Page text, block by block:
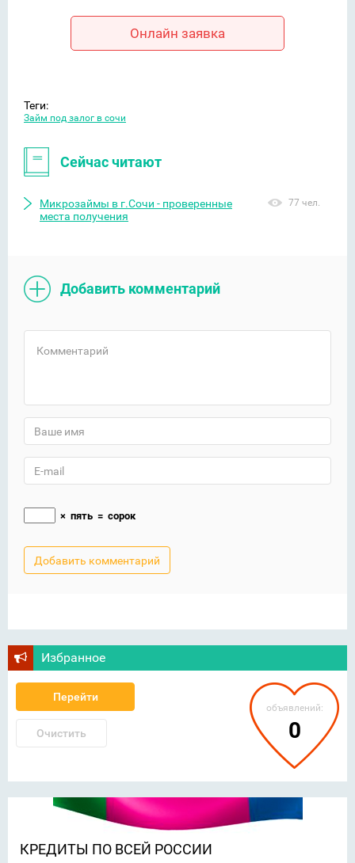
Онлайн заявка
Теги:
Займ под залог в сочи
Сейчас читают
Микрозаймы в г.Сочи - проверенные
места получения
77 чел.
Добавить комментарий
× пять = сорок
Избранное
Перейти
Очистить
объявлений:
0
КРЕДИТЫ ПО ВСЕЙ РОССИИ